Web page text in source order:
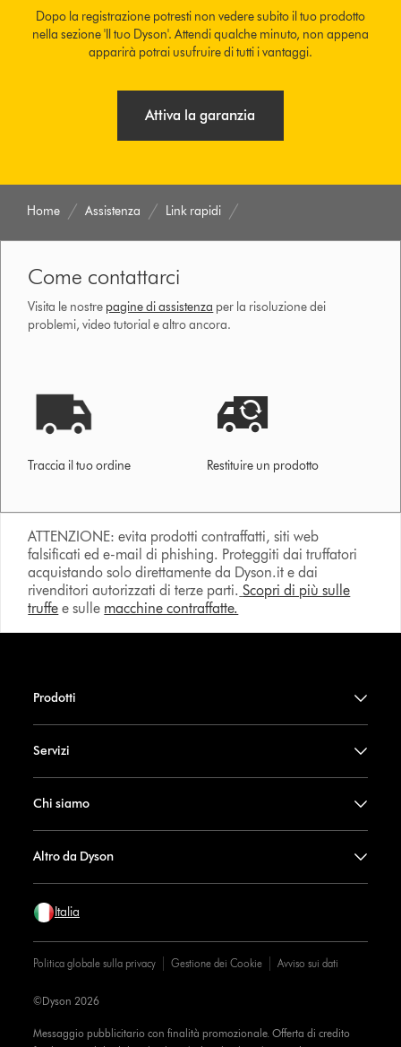
Dopo la registrazione potresti non vedere subito il tuo prodotto
nella sezione 'Il tuo Dyson'. Attendi qualche minuto, non appena
apparirà potrai usufruire di tutti i vantaggi.
Attiva la garanzia
Home Assistenza Link rapidi
Come contattarci
Visita le nostre pagine di assistenza per la risoluzione dei
problemi, video tutorial e altro ancora.
Traccia il tuo ordine Restituire un prodotto
ATTENZIONE: evita prodotti contraffatti, siti web
falsificati ed e-mail di phishing. Proteggiti dai truffatori
acquistando solo direttamente da Dyson.it e dai
rivenditori autorizzati di terze parti. Scopri di più sulle
truffe e sulle macchine contraffatte.
Prodotti
Servizi
Chi siamo
Altro da Dyson
Italia
Politica globale sulla privacy Gestione dei Cookie Avviso sui dati
Messaggio pubblicitario con finalità promozionale. Offerta di credito
©Dyson 2026